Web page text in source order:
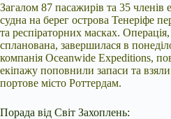
Загалом 87 пасажирів та 35 членів
судна на берег острова Тенеріфе
та респіраторних масках.
спланована, завершилася в
компанія Oceanwide Expeditions,
екіпажу поповнили запаси та
портове місто Роттердам.
Порада від Світ Захоплень: